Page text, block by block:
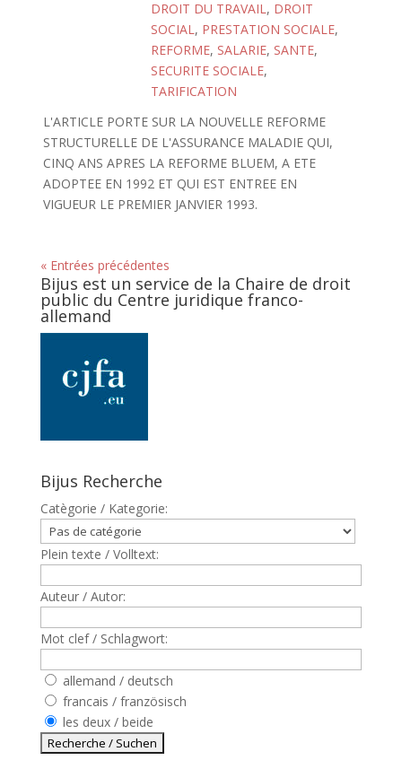
DROIT DU TRAVAIL, DROIT
SOCIAL, PRESTATION SOCIALE,
REFORME, SALARIE, SANTE,
SECURITE SOCIALE,
TARIFICATION
L'ARTICLE PORTE SUR LA NOUVELLE REFORME
STRUCTURELLE DE L'ASSURANCE MALADIE QUI,
CINQ ANS APRES LA REFORME BLUEM, A ETE
ADOPTEE EN 1992 ET QUI EST ENTREE EN
VIGUEUR LE PREMIER JANVIER 1993.
« Entrées précédentes
Bijus est un service de la Chaire de droit
public du Centre juridique franco-
allemand
Bijus Recherche
Catègorie / Kategorie:
Plein texte / Volltext:
Auteur / Autor:
Mot clef / Schlagwort:
allemand / deutsch
francais / französisch
les deux / beide